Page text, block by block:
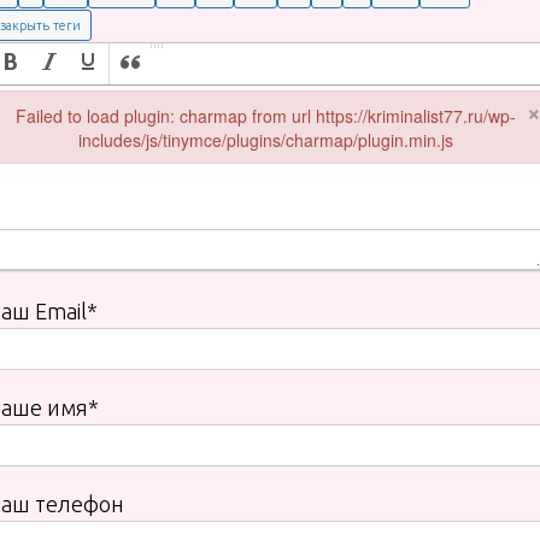
Email*
имя*
телефон
Failed to load plugin: charmap from url https://kriminalist77.ru/wp-
includes/js/tinymce/plugins/charmap/plugin.min.js
×
to load plugin: charmap from url https://kriminalist77.ru/wp-